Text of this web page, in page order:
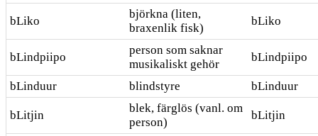
bLiko
björkna (liten,
braxenlik fisk)
bLiko
bLindpiipo
person som saknar
musikaliskt gehör
bLindpiipo
bLinduur blindstyre bLinduur
bLitjin
blek, färglös (vanl. om
person)
bLitjin